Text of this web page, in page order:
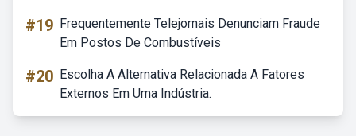
#19 Frequentemente Telejornais Denunciam Fraude
Em Postos De Combustíveis
#20 Escolha A Alternativa Relacionada A Fatores
Externos Em Uma Indústria.